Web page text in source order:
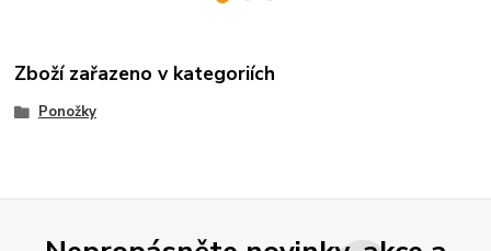
Zboží zařazeno v kategoriích
Ponožky